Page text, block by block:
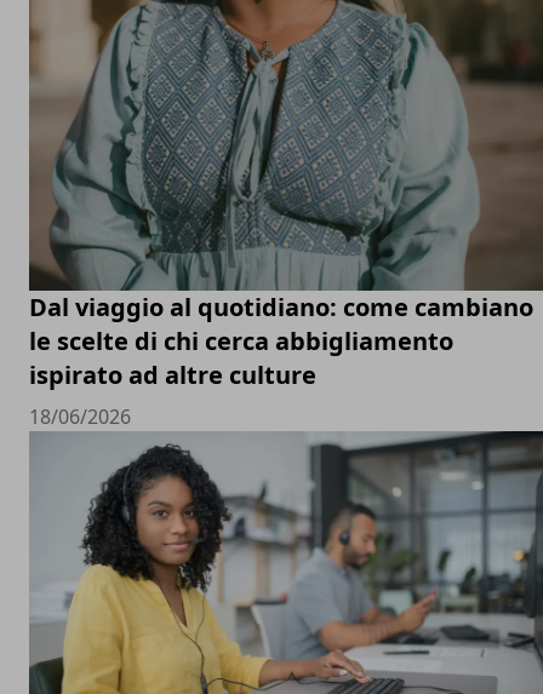
Dal viaggio al quotidiano: come cambiano
le scelte di chi cerca abbigliamento
ispirato ad altre culture
18/06/2026